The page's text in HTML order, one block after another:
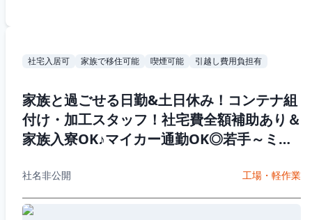
社宅入居可 家族で移住可能 喫煙可能 引越し費用負担有
家族と過ごせる日勤&土日休み！コンテナ組
付け・加工スタッフ！社宅費全額補助あり＆
家族入寮OK♪マイカー通勤OK◎若手～ミド
社名非公開 工場・軽作業